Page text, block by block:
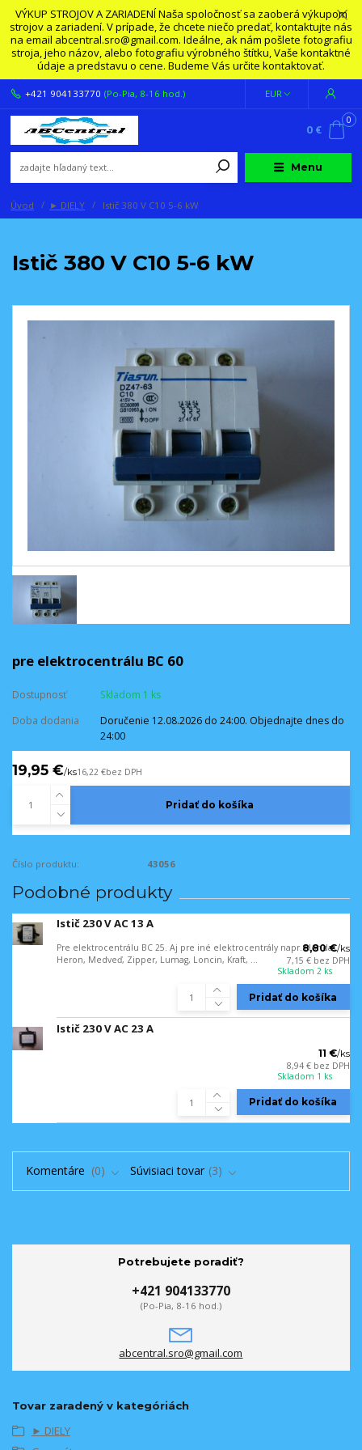
VÝKUP STROJOV A ZARIADENÍ Naša spoločnosť sa zaoberá výkupom
strojov a zariadení. V prípade, že chcete niečo predať, kontaktujte nás
na email abcentral.sro@gmail.com. Ideálne, ak nám pošlete fotografiu
stroja, jeho názov, alebo fotografiu výrobného štítku, Vaše kontaktné
údaje a predstavu o cene. Budeme Vás určite kontaktovať.
Menu
EUR
+421 904133770 (Po-Pia, 8-16 hod.)
0
0 €
Úvod ► DIELY Istič 380 V C10 5-6 kW
Istič 380 V C10 5-6 kW
pre elektrocentrálu BC 60
Dostupnosť
Skladom 1 ks
Doba dodania
Doručenie 12.08.2026 do 24:00. Objednajte dnes do
24:00
19,95 €/ks16,22 €bez DPH
Pridať do košíka
Číslo produktu: 43056
Podobné produkty
Istič 230 V AC 13 A
Pre elektrocentrálu BC 25. Aj pre iné elektrocentrály napr. Honda,
Heron, Medveď, Zipper, Lumag, Loncin, Kraft, ...
8,80 €/ks
7,15 € bez DPH
Skladom 2 ks
Pridať do košíka
Istič 230 V AC 23 A
11 €/ks
8,94 € bez DPH
Skladom 1 ks
Pridať do košíka
Komentáre 0 Súvisiaci tovar 3
Potrebujete poradiť?
+421 904133770
(Po-Pia, 8-16 hod.)
abcentral.sro@gmail.com
Tovar zaradený v kategóriách
► DIELY